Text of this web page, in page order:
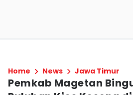
Home News Jawa Timur
Pemkab Magetan